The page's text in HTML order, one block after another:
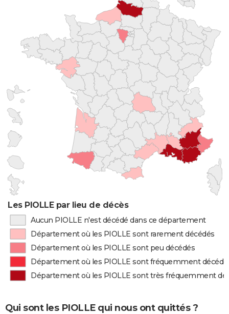
Les PIOLLE par lieu de décès
Aucun PIOLLE n'est décédé dans ce département
Département où les PIOLLE sont rarement décédés
Département où les PIOLLE sont peu décédés
Département où les PIOLLE sont fréquemment
Département où les PIOLLE sont très fréquemment
Qui sont les PIOLLE qui nous ont quittés ?